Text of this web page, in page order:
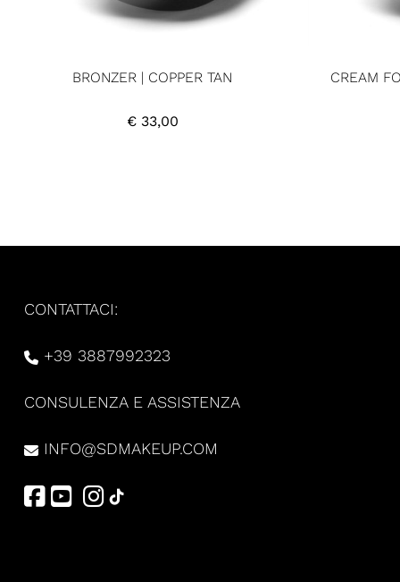
BRONZER | COPPER TAN
€33,00
CREAM
CONTATTACI:
+39 3887992323
CONSULENZA E ASSISTENZA
INFO@SDMAKEUP.COM